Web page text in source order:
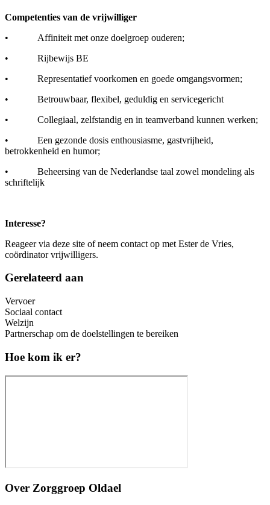
Competenties van de vrijwilliger
• Affiniteit met onze doelgroep ouderen;
• Rijbewijs BE
• Representatief voorkomen en goede omgangsvormen;
• Betrouwbaar, flexibel, geduldig en servicegericht
• Collegiaal, zelfstandig en in teamverband kunnen werken;
• Een gezonde dosis enthousiasme, gastvrijheid,
betrokkenheid en humor;
• Beheersing van de Nederlandse taal zowel mondeling als
schriftelijk
Interesse?
Reageer via deze site of neem contact op met Ester de Vries,
coördinator vrijwilligers.
Gerelateerd aan
Vervoer
Sociaal contact
Welzijn
Partnerschap om de doelstellingen te bereiken
Hoe kom ik er?
Over Zorggroep Oldael